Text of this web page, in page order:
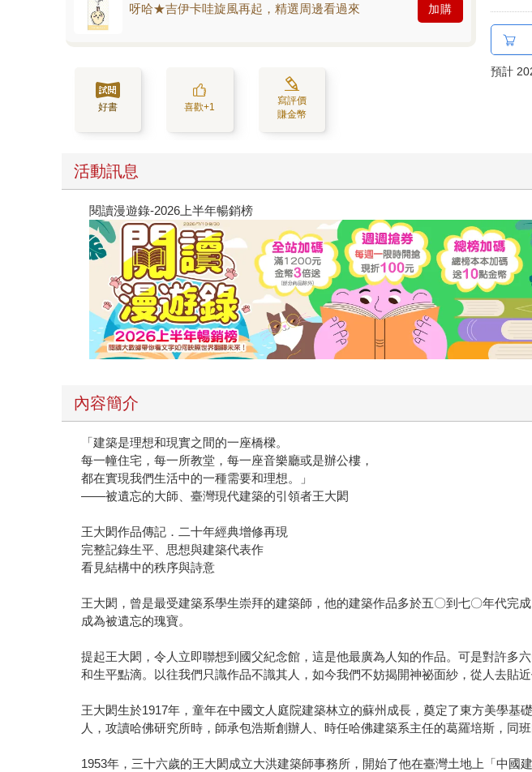
呀哈★吉伊卡哇旋風再起，精選周邊看過來 加購
好書 喜歡+1
寫評價
賺金幣
預計
活動訊息
閱讀漫遊錄-2026上半年暢銷榜
內容簡介
「建築是理想和現實之間的一座橋樑。
每一幢住宅，每一所教堂，每一座音樂廳或是辦公樓，
都在實現我們生活中的一種需要和理想。」
——被遺忘的大師、臺灣現代建築的引領者王大閎
王大閎作品傳記．二十年經典增修再現
完整記錄生平、思想與建築代表作
看見結構中的秩序與詩意
王大閎，曾是最受建築系學生崇拜的建築師，他的建築作品多於五〇到七〇年代完
成為被遺忘的瑰寶。
提起王大閎，令人立即聯想到國父紀念館，這是他最廣為人知的作品。可是對許多
和生平點滴。以往我們只識作品不識其人，如今我們不妨揭開神祕面紗，從人去貼
王大閎生於1917年，童年在中國文人庭院建築林立的蘇州成長，奠定了東方美學
人，攻讀哈佛研究所時，師承包浩斯創辦人、時任哈佛建築系主任的葛羅培斯，同
1953年，三十六歲的王大閎成立大洪建築師事務所，開始了他在臺灣土地上「中